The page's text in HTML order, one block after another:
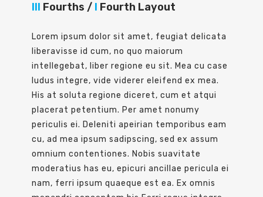
III Fourths / I Fourth Layout
Lorem ipsum dolor sit amet, feugiat delicata
liberavisse id cum, no quo maiorum
intellegebat, liber regione eu sit. Mea cu case
ludus integre, vide viderer eleifend ex mea.
His at soluta regione diceret, cum et atqui
placerat petentium. Per amet nonumy
periculis ei. Deleniti apeirian temporibus eam
cu, ad mea ipsum sadipscing, sed ex assum
omnium contentiones. Nobis suavitate
moderatius has eu, epicuri ancillae pericula ei
nam, ferri ipsum quaeque est ea. Ex omnis